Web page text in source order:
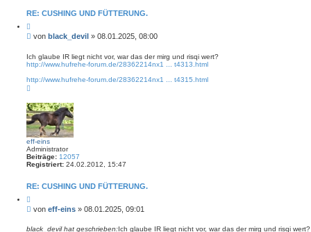
n
RE: CUSHING UND FÜTTERUNG.
i
t
e
r
n
B
i
t
a
von black_devil » 08.01.2025, 08:00
Ich glaube IR liegt nicht vor, war das der mirg und risqi wert?
http://www.hufrehe-forum.de/28362214nx1 ... t4313.html
http://www.hufrehe-forum.de/28362214nx1 ... t4315.html
c
h
o
b
e
n
eff-eins
Administrator
Beiträge: 12057
Registriert: 24.02.2012, 15:47
RE: CUSHING UND FÜTTERUNG.
i
t
e
B
i
von eff-eins » 08.01.2025, 09:01
black_devil hat geschrieben:Ich glaube IR liegt nicht vor, war das der mirg und risqi wert?